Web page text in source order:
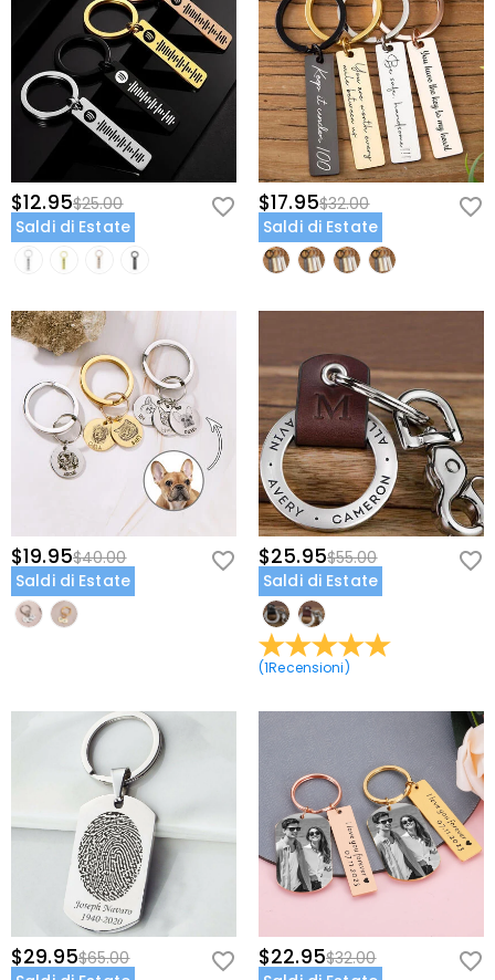
$12.95$25.00
Saldi di Estate
$17.95$32.00
Saldi di Estate
$19.95$40.00
Saldi di Estate
$25.95$55.00
Saldi di Estate
(1Recensioni)
$29.95$65.00
$22.95$32.00